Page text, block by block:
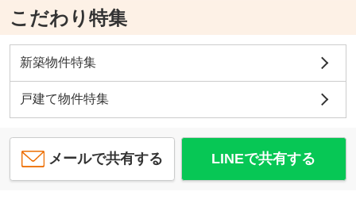
こだわり特集
新築物件特集
戸建て物件特集
メールで共有する LINEで共有する